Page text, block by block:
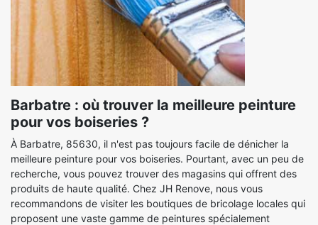
Barbatre : où trouver la meilleure peinture
pour vos boiseries ?
À Barbatre, 85630, il n'est pas toujours facile de dénicher la
meilleure peinture pour vos boiseries. Pourtant, avec un peu de
recherche, vous pouvez trouver des magasins qui offrent des
produits de haute qualité. Chez JH Renove, nous vous
recommandons de visiter les boutiques de bricolage locales qui
proposent une vaste gamme de peintures spécialement